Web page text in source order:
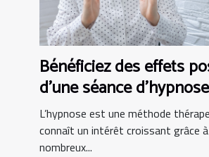
Bénéficiez des effets
d’une séance
vidéo avec Esprit Libre
L’hypnose est une méthode
connaît un intérêt croissant grâce
nombreux...